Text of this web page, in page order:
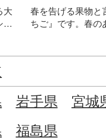
大
ャ
春を告げる果物と
ちご』です。春の
岩手県
宮城
福島県